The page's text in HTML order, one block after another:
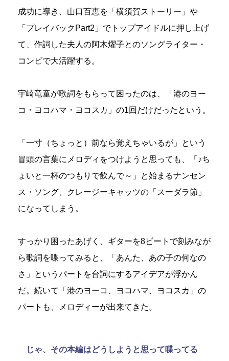
成功に導き、山口百恵を「横須賀ストーリー」や
「プレイバックPart2」でトップアイドルに押し上げ
て、作詞した夫人の阿木燿子とのソングライター・
コンビで大活躍する。
宇崎竜童が歌詞をもらって困ったのは、「港のヨー
コ・ヨコハマ・ヨコスカ」の1回だけだったという。
「一寸（ちょっと）前なら覚えちゃいるが」という
冒頭の言葉にメロディをつけようと思っても、「♪ち
ょいと一杯のつもりで飲んで～」と始まるナンセン
ス・ソング、クレージーキャッツの「スーダラ節」
になってしまう。
すっかり困ったあげく、ギターを8ビートで刻みなが
ら歌詞を喋ってみると、「あんた、あの子の何なの
さ」というパートを台詞にするアイデアが浮かん
だ。続いて「港のヨーコ、ヨコハマ、ヨコスカ」の
パートも、メロディーが出来てきた。
じゃ、その本編はどうしようと思って喋ってる